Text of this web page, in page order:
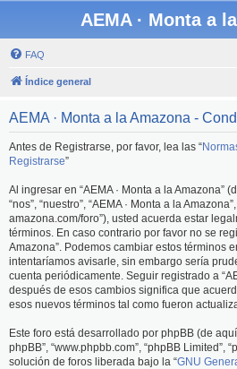
AEMA · Monta a
FAQ
Índice general
AEMA · Monta a la Amazona -
Antes de Registrarse, por favor, lea las “
Registrarse”
Al ingresar en “AEMA · Monta a la Amazona”
“nos”, “nuestro”, “AEMA · Monta a la
amazona.com/foro”), usted acuerda estar
términos. En caso contrario por favor no se
Amazona”. Podemos cambiar estos términos
intentaríamos avisarle, sin embargo sería
cuenta periódicamente. Seguir registrado a
después de esos cambios significa que
esos nuevos términos tal como fueron
Este foro está desarrollado por phpBB (de aquí
phpBB”, “www.phpbb.com”, “phpBB Limited”,
solución de foros liberada bajo la “GNU